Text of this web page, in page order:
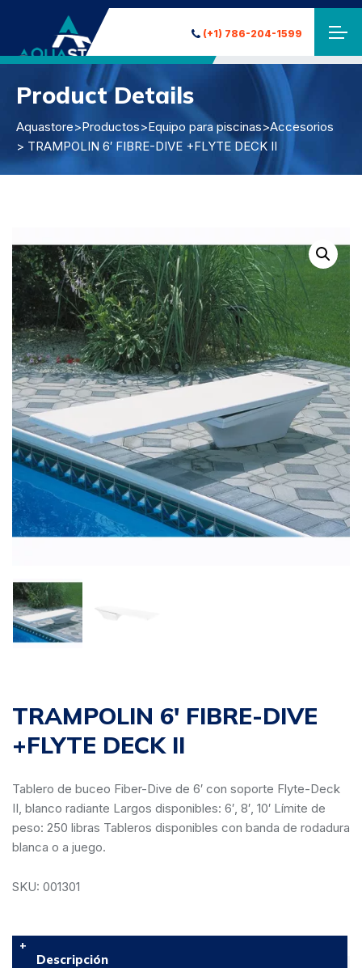
(+1) 786-204-1599
Product Details
Aquastore>Productos>Equipo para piscinas>Accesorios
> TRAMPOLIN 6′ FIBRE-DIVE +FLYTE DECK II
TRAMPOLIN 6′ FIBRE-DIVE
+FLYTE DECK II
Tablero de buceo Fiber-Dive de 6′ con soporte Flyte-Deck
II, blanco radiante Largos disponibles: 6′, 8′, 10′ Límite de
peso: 250 libras Tableros disponibles con banda de rodadura
blanca o a juego.
SKU: 001301
Descripción